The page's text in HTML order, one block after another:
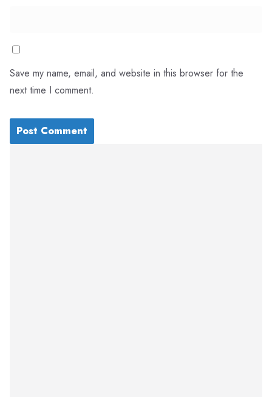
Save my name, email, and website in this browser for the
next time I comment.